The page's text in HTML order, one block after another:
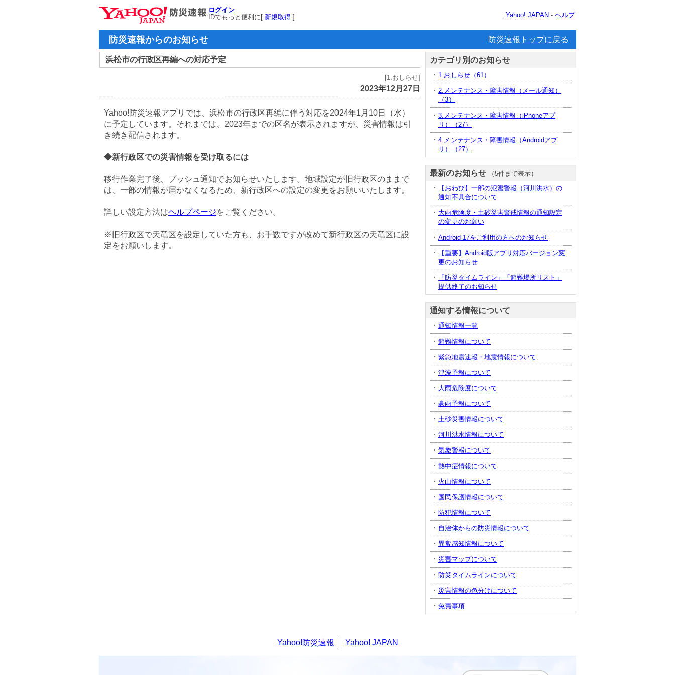
ログイン
IDでもっと便利に[ 新規取得 ] Yahoo! JAPAN - ヘルプ
防災速報からのお知らせ 防災速報トップに戻る
浜松市の行政区再編への対応予定
[1.おしらせ]
2023年12月27日
Yahoo!防災速報アプリでは、浜松市の行政区再編に伴う対応を2024年1月10日（水）
に予定しています。それまでは、2023年までの区名が表示されますが、災害情報は引
き続き配信されます。
◆新行政区での災害情報を受け取るには
移行作業完了後、プッシュ通知でお知らせいたします。地域設定が旧行政区のままで
は、一部の情報が届かなくなるため、新行政区への設定の変更をお願いいたします。
詳しい設定方法はヘルプページをご覧ください。
※旧行政区で天竜区を設定していた方も、お手数ですが改めて新行政区の天竜区に設
定をお願いします。
カテゴリ別のお知らせ
1.おしらせ （61）
2.メンテナンス・障害情報（メール通知）
（3）
3.メンテナンス・障害情報（iPhoneアプ
リ）
（27）
4.メンテナンス・障害情報（Androidアプ
リ）
（27）
最新のお知らせ
（5件まで表示）
【おわび】一部の氾濫警報（河川洪水）の
通知不具合について
大雨危険度・土砂災害警戒情報の通知設定
の変更のお願い
Android 17をご利用の方へのお知らせ
【重要】Android版アプリ対応バージョン変
更のお知らせ
「防災タイムライン」「避難場所リスト」
提供終了のお知らせ
通知する情報について
通知情報一覧
避難情報について
緊急地震速報・地震情報について
津波予報について
大雨危険度について
豪雨予報について
土砂災害情報について
河川洪水情報について
気象警報について
熱中症情報について
火山情報について
国民保護情報について
防犯情報について
自治体からの防災情報について
異常感知情報について
災害マップについて
防災タイムラインについて
災害情報の色分けについて
免責事項
Yahoo!防災速報 Yahoo! JAPAN